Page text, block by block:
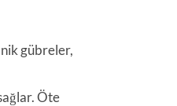
gübreler,
Öte